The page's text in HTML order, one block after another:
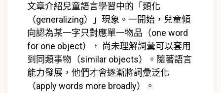
文章介紹兒童語言學習中的「類化
（generalizing）」現象。一開始，兒童傾
向認為某一字只對應單一物品（one word
for one object）， 尚未理解詞彙可以套用
到同類事物（similar objects）。隨著語言
能力發展，他們才會逐漸將詞彙泛化
（apply words more broadly）。